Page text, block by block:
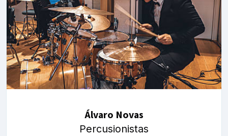
Álvaro Novas
Percusionistas